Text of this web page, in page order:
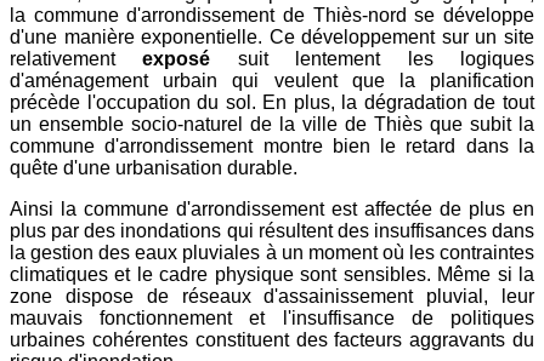
la commune d'arrondissement de Thiès-nord se développe
d'une manière exponentielle. Ce développement sur un site
relativementexposé suit lentement les logiques
d'aménagement urbain qui veulent que la planification
précède l'occupation du sol. En plus, la dégradation de tout
un ensemble socio-naturel de la ville de Thiès que subit la
commune d'arrondissement montre bien le retard dans la
quête d'une urbanisation durable.
Ainsi la commune d'arrondissement est affectée de plus en
plus par des inondations qui résultent des insuffisances dans
la gestion des eaux pluviales à un moment où les contraintes
climatiques et le cadre physique sont sensibles. Même si la
zone dispose de réseaux d'assainissement pluvial, leur
mauvais fonctionnement et l'insuffisance de politiques
urbaines cohérentes constituent des facteurs aggravants du